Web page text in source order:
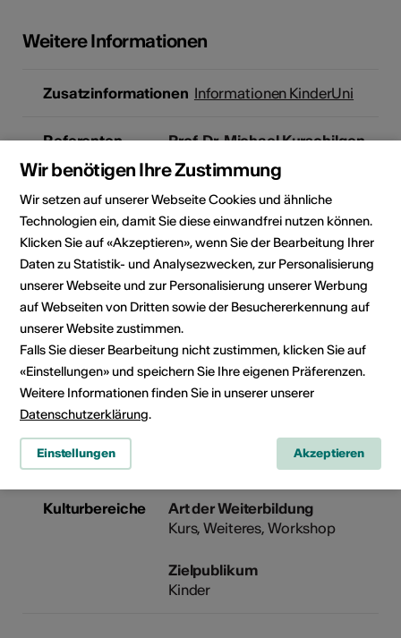
Weitere Informationen
Zusatzinformationen Informationen KinderUni
Referenten
Prof. Dr. Michael Kurschilgen
Fakultät Wirtschaft
Anmeldung /
Kosten
Teilnehmerzahl limitiert, pro
Kind können max. 3 Kurse pro
KinderUni-Semester besucht
werden.
Kosten
Die Teilnahme ist kostenlos.
Veranstalter
Mediathek Wallis - Brig
Schlossstrasse 30
3900 Brig
Kulturbereiche
Art der Weiterbildung
Kurs, Weiteres, Workshop
Zielpublikum
Kinder
Wir benötigen Ihre Zustimmung
Wir setzen auf unserer Webseite Cookies und ähnliche
Technologien ein, damit Sie diese einwandfrei nutzen können.
Klicken Sie auf «Akzeptieren», wenn Sie der Bearbeitung Ihrer
Daten zu Statistik- und Analysezwecken, zur Personalisierung
unserer Webseite und zur Personalisierung unserer Werbung
auf Webseiten von Dritten sowie der Besuchererkennung auf
unserer Website zustimmen.
Falls Sie dieser Bearbeitung nicht zustimmen, klicken Sie auf
«Einstellungen» und speichern Sie Ihre eigenen Präferenzen.
Weitere Informationen finden Sie in unserer unserer
Datenschutzerklärung.
Einstellungen Akzeptieren